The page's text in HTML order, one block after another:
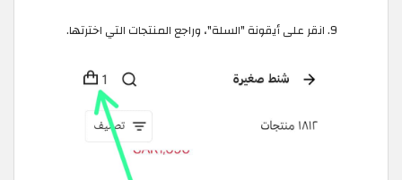
انقر على أيقونة "السلة"، وراجع المنتجات التي اخترتها.